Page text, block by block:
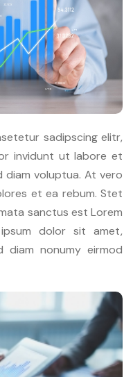
sadipscing elitr,
invidunt ut labore et
diam voluptua. At vero
et ea rebum. Stet
sanctus est Lorem
dolor sit amet,
diam nonumy eirmod